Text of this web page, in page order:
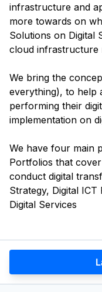
infrastructure and
more towards on
Solutions on Digital
cloud infrastructure
We bring the
everything), to help
performing their
implementation on
We have four main
Portfolios that
conduct digital
Strategy, Digital
Digital Services